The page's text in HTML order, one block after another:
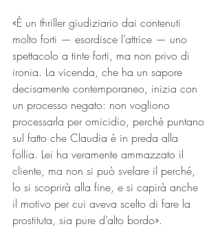
«È un thriller giudiziario dai contenuti
molto forti — esordisce l’attrice — uno
spettacolo a tinte forti, ma non privo di
ironia. La vicenda, che ha un sapore
decisamente contemporaneo, inizia con
un processo negato: non vogliono
processarla per omicidio, perché puntano
sul fatto che Claudia è in preda alla
follia. Lei ha veramente ammazzato il
cliente, ma non si può svelare il perché,
lo si scoprirà alla fine, e si capirà anche
il motivo per cui aveva scelto di fare la
prostituta, sia pure d’alto bordo».